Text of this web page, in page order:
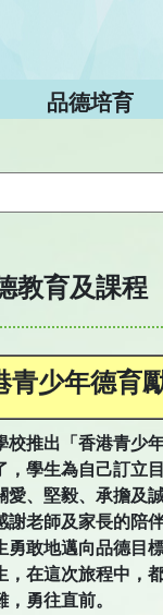
品德培育
教育及課程
青少年德育
校推出「香港青少
，學生為自己訂立
、堅毅、承擔及
謝老師及家長的陪
勇敢地邁向品德目
，在這次旅程中，
，勇往直前。